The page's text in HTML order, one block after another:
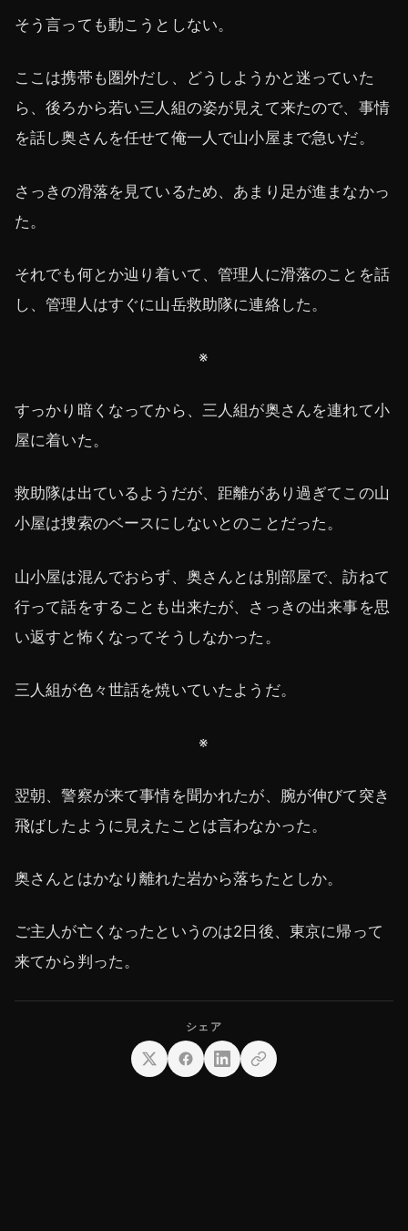
そう言っても動こうとしない。
ここは携帯も圏外だし、どうしようかと迷っていた
ら、後ろから若い三人組の姿が見えて来たので、事情
を話し奥さんを任せて俺一人で山小屋まで急いだ。
さっきの滑落を見ているため、あまり足が進まなかっ
た。
それでも何とか辿り着いて、管理人に滑落のことを話
し、管理人はすぐに山岳救助隊に連絡した。
※
すっかり暗くなってから、三人組が奥さんを連れて小
屋に着いた。
救助隊は出ているようだが、距離があり過ぎてこの山
小屋は捜索のベースにしないとのことだった。
山小屋は混んでおらず、奥さんとは別部屋で、訪ねて
行って話をすることも出来たが、さっきの出来事を思
い返すと怖くなってそうしなかった。
三人組が色々世話を焼いていたようだ。
※
翌朝、警察が来て事情を聞かれたが、腕が伸びて突き
飛ばしたように見えたことは言わなかった。
奥さんとはかなり離れた岩から落ちたとしか。
ご主人が亡くなったというのは2日後、東京に帰って
来てから判った。